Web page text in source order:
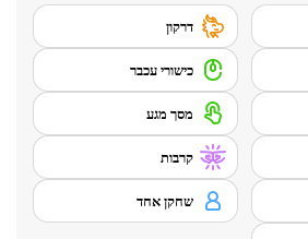
דרקון
כישורי עכבר
מסך מגע
קרבות
שחקן אחד